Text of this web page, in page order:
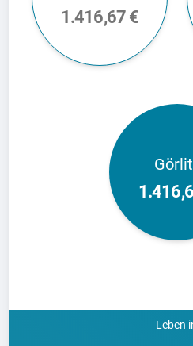
1.416,67 €
Leben